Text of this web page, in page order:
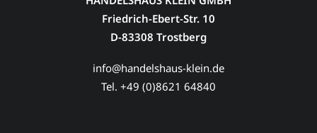
Friedrich-Ebert-Str. 10
D-83308 Trostberg
info@handelshaus-klein.de
Tel. +49 (0)8621 64840